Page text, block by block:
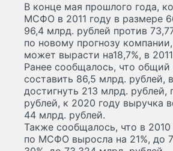
В конце мая прошлого года,
МСФО в 2011 году в размере
96,4 млрд. рублей против
по новому прогнозу
может вырасти на18,7%, в
Ранее сообщалось, что
составить 86,5 млрд.
достигнуть 213 млрд. рублей,
рублей, к 2020 году выручка
44 млрд. рублей.
Также сообщалось, что в
по МСФО выросла на 21%, до